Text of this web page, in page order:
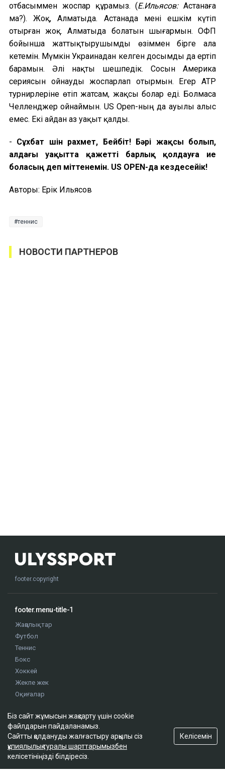
отбасыммен жоспар құрамыз. (Е.Ильясов: Астанаға
ма?).Жоқ, Алматыда. Астанада мені ешкім күтіп
отырған жоқ. Алматыда болатын шығармын. ОФП
бойынша жаттықтырушымды өзіммен бірге ала
кетемін. Мүмкін Украинадан келген досымды да ертіп
барамын. Әлі нақты шешпедік. Сосын Америка
сериясын ойнауды жоспарлап отырмын. Егер ATP
турнирлеріне өтіп жатсам, жақсы болар еді. Болмаса
Челленджер ойнаймын. US Open-ның да ауылы алыс
емес. Екі айдан аз уақыт қалды.
- Сұхбат үшін рахмет, Бейбіт! Бәрі жақсы болып,
алдағы уақытта қажетті барлық қолдауға ие
боласың деп үміттенемін. US OPEN-да кездесейік!
Авторы: Ерік Ильясов
теннис
НОВОСТИ ПАРТНЕРОВ
footer.copyright
footer.menu-title-1
Жаңалықтар
Футбол
Теннис
Бокс
Хоккей
Жекпе жек
Оқиғалар
footer.menu-title-2
О проекте
Правила сайта
Біз сайт жұмысын жақсарту үшін cookie
файлдарын пайдаланамыз.
Сайтты қолдануды жалғастыру арқылы сіз
құпиялылық туралы шарттарымызбен
келісетініңізді білдіресіз.
Келісемін